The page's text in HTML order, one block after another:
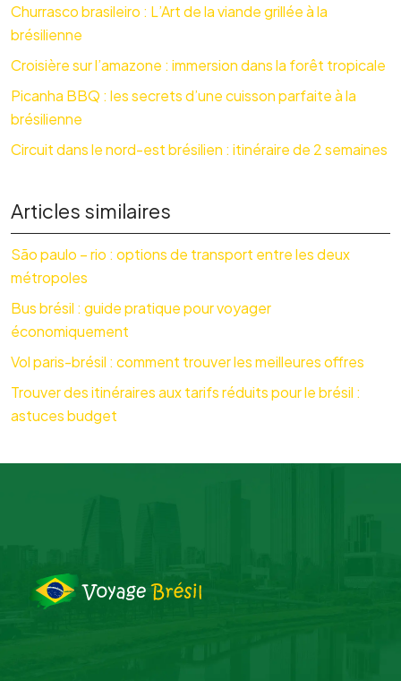
Churrasco brasileiro : L’Art de la viande grillée à la
brésilienne
Croisière sur l’amazone : immersion dans la forêt tropicale
Picanha BBQ : les secrets d’une cuisson parfaite à la
brésilienne
Circuit dans le nord-est brésilien : itinéraire de 2 semaines
Articles similaires
São paulo – rio : options de transport entre les deux
métropoles
Bus brésil : guide pratique pour voyager
économiquement
Vol paris-brésil : comment trouver les meilleures offres
Trouver des itinéraires aux tarifs réduits pour le brésil :
astuces budget